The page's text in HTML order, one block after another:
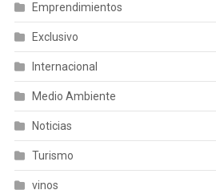
Emprendimientos
Exclusivo
Internacional
Medio Ambiente
Noticias
Turismo
vinos